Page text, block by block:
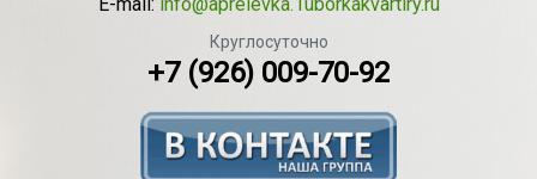
E-mail: info@aprelevka.1uborkakvartiry.ru
Круглосуточно
+7 (926) 009-70-92